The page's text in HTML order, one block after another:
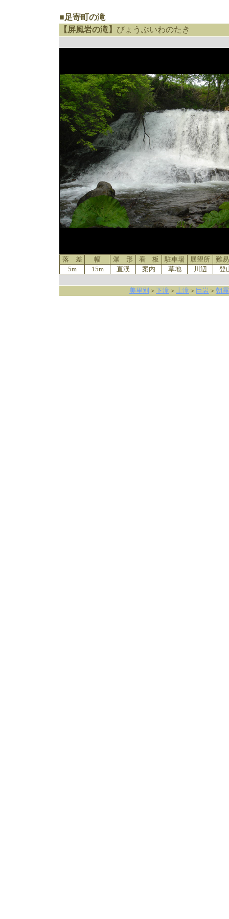
■足寄町の滝
【屏風岩の滝】 びょうぶいわのたき
落 差 幅 瀑 形 看 板 駐車場 展望所
難
5m
15m 直渓 案内 草地 川辺 登
美里別 ＞ 下滝 ＞ 上滝 ＞ 巨岩 ＞ 朝霧